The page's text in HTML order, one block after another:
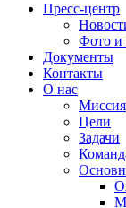
Пресс-центр
Фото и
Документы
Контакты
О нас
Миссия
Цели
Задачи